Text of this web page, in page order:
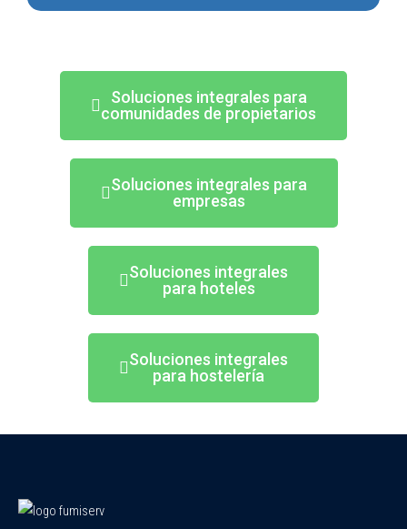
Soluciones integrales para
comunidades de propietarios
Soluciones integrales para
empresas
Soluciones integrales
para hoteles
Soluciones integrales
para hostelería